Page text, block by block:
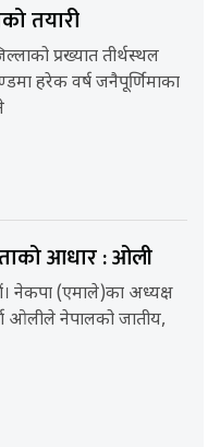
तयारी
प्रख्यात तीर्थस्थल
हरेक वर्ष जनैपूर्णिमाका
आधार : ओली
नेकपा (एमाले)का अध्यक्ष
ओलीले नेपालको जातीय,